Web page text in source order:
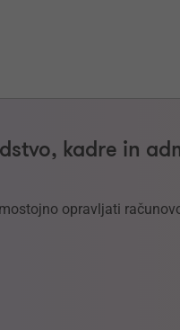
kadre in
opravljati